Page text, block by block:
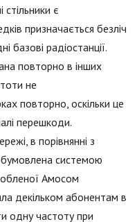
є
призначається безліч
базові радіостанції.
повторно в інших
не
повторно, оскільки це
перешкоди.
в порівнянні з
системою
Амосом
декільком абонентам в
одну частоту при